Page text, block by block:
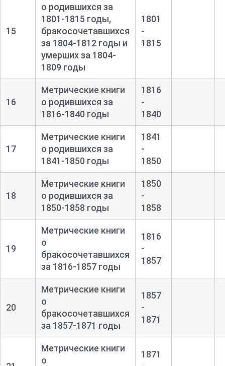
15
о родившихся за
1801-1815 годы,
бракосочетавшихся
за 1804-1812 годы и
умерших за 1804-
1809 годы
1801
-
1815
16
Метрические книги
о родившихся за
1816-1840 годы
1816
-
1840
17
Метрические книги
о родившихся за
1841-1850 годы
1841
-
1850
18
Метрические книги
о родившихся за
1850-1858 годы
1850
-
1858
19
Метрические книги
о
бракосочетавшихся
за 1816-1857 годы
1816
-
1857
20
Метрические книги
о
бракосочетавшихся
за 1857-1871 годы
1857
-
1871
Метрические книги
о
1871